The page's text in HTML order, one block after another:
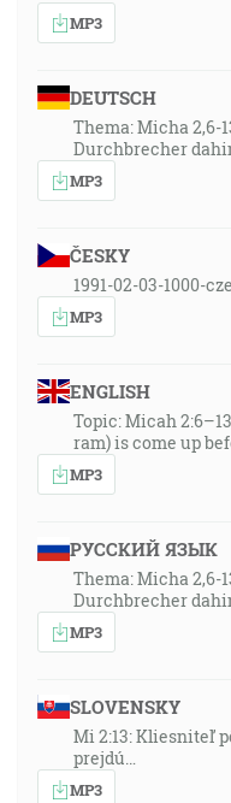
MP3
DEUTSCH
Thema: Micha 2,6-
Durchbrecher
MP3
ČESKY
1991-02-03-1000-
MP3
ENGLISH
Topic: Micah
ram) is come up
MP3
РУССКИЙ ЯЗЫК
Thema: Micha 2,6-
Durchbrecher
MP3
SLOVENSKY
Mi 2:13: Kliesniteľ
prejdú…
MP3